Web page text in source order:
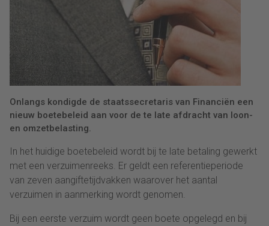
Onlangs kondigde de staatssecretaris van Financiën een
nieuw boetebeleid aan voor de te late afdracht van loon-
en omzetbelasting.
In het huidige boetebeleid wordt bij te late betaling gewerkt
met een verzuimenreeks. Er geldt een referentieperiode
van zeven aangiftetijdvakken waarover het aantal
verzuimen in aanmerking wordt genomen.
Bij een eerste verzuim wordt geen boete opgelegd en bij